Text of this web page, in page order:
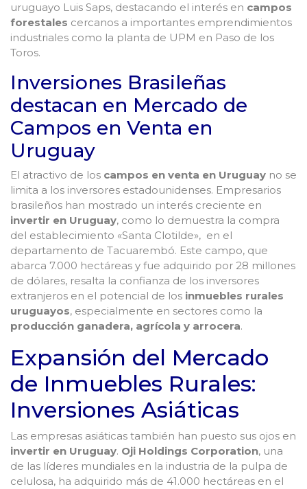
uruguayo Luis Saps, destacando el interés en campos
forestales cercanos a importantes emprendimientos
industriales como la planta de UPM en Paso de los
Toros.
Inversiones Brasileñas
destacan en Mercado de
Campos en Venta en
Uruguay
El atractivo de los campos en venta en Uruguay no se
limita a los inversores estadounidenses. Empresarios
brasileños han mostrado un interés creciente en
invertir en Uruguay, como lo demuestra la compra
del establecimiento «Santa Clotilde», en el
departamento de Tacuarembó. Este campo, que
abarca 7.000 hectáreas y fue adquirido por 28 millones
de dólares, resalta la confianza de los inversores
extranjeros en el potencial de los inmuebles rurales
uruguayos, especialmente en sectores como la
producción ganadera, agrícola y arrocera.
Expansión del Mercado
de Inmuebles Rurales:
Inversiones Asiáticas
Las empresas asiáticas también han puesto sus ojos en
invertir en Uruguay. Oji Holdings Corporation, una
de las líderes mundiales en la industria de la pulpa de
celulosa, ha adquirido más de 41.000 hectáreas en el